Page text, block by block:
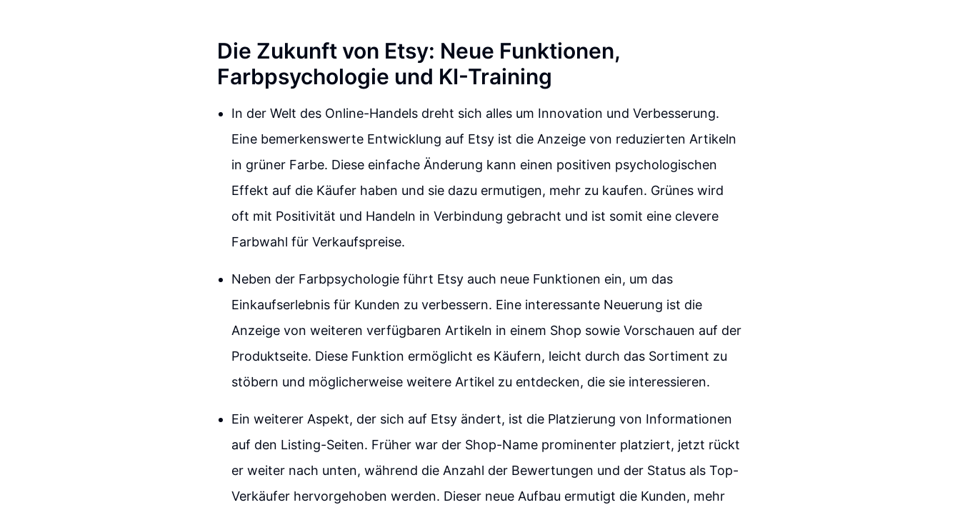
Die Zukunft von Etsy: Neue Funktionen,
Farbpsychologie und KI-Training
In der Welt des Online-Handels dreht sich alles um Innovation und Verbesserung.
Eine bemerkenswerte Entwicklung auf Etsy ist die Anzeige von reduzierten Artikeln
in grüner Farbe. Diese einfache Änderung kann einen positiven psychologischen
Effekt auf die Käufer haben und sie dazu ermutigen, mehr zu kaufen. Grünes wird
oft mit Positivität und Handeln in Verbindung gebracht und ist somit eine clevere
Farbwahl für Verkaufspreise.
Neben der Farbpsychologie führt Etsy auch neue Funktionen ein, um das
Einkaufserlebnis für Kunden zu verbessern. Eine interessante Neuerung ist die
Anzeige von weiteren verfügbaren Artikeln in einem Shop sowie Vorschauen auf der
Produktseite. Diese Funktion ermöglicht es Käufern, leicht durch das Sortiment zu
stöbern und möglicherweise weitere Artikel zu entdecken, die sie interessieren.
Ein weiterer Aspekt, der sich auf Etsy ändert, ist die Platzierung von Informationen
auf den Listing-Seiten. Früher war der Shop-Name prominenter platziert, jetzt rückt
er weiter nach unten, während die Anzahl der Bewertungen und der Status als Top-
Verkäufer hervorgehoben werden. Dieser neue Aufbau ermutigt die Kunden, mehr